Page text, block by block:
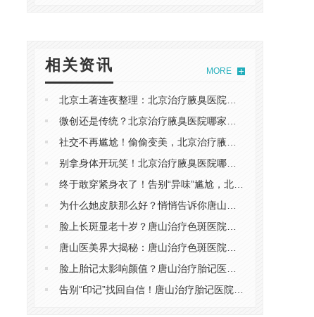
相关资讯 MORE
北京土著连夜整理：北京治疗腋臭医院哪家好？看这篇避坑指南就够了！
微创还是传统？北京治疗腋臭医院哪家好？深扒京城真实*，揭秘哪家口碑好！
社交不再尴尬！偷偷变美，北京治疗腋臭医院哪家好？这份“去味”清单请收好！
别拿身体开玩笑！北京治疗腋臭医院哪家好？三甲专家建议：选对技术才*！
终于敢穿紧身衣了！告别“异味”尴尬，北京治疗腋臭医院哪家好？亲测有效！
为什么她皮肤那么好？悄悄告诉你唐山治疗色斑医院哪家好，99%的人都不知道！
脸上长斑显老十岁？唐山治疗色斑医院哪家好？选对方法，斑点去无踪！
唐山医美界大揭秘：唐山治疗色斑医院哪家好？深扒这几家技术内幕！
脸上胎记太影响颜值？唐山治疗胎记医院哪家好？选对医院，重启美好人生！
告别“印记”找回自信！唐山治疗胎记医院哪家好？我的祛记全记录，效果肉眼可见。